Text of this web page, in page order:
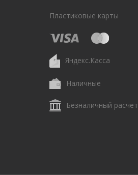
Пластиковые карты
Яндекс.Касса
Наличные
Безналичный расчет